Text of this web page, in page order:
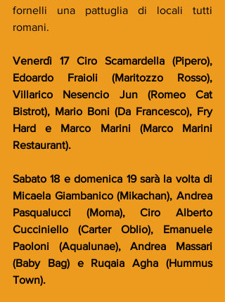
fornelli una pattuglia di locali tutti
romani.
Venerdì 17 Ciro Scamardella (Pipero),
Edoardo Fraioli (Maritozzo Rosso),
Villarico Nesencio Jun (Romeo Cat
Bistrot), Mario Boni (Da Francesco), Fry
Hard e Marco Marini (Marco Marini
Restaurant).
Sabato 18 e domenica 19 sarà la volta di
Micaela Giambanico (Mikachan), Andrea
Pasqualucci (Moma), Ciro Alberto
Cucciniello (Carter Oblio), Emanuele
Paoloni (Aqualunae), Andrea Massari
(Baby Bag) e Ruqaia Agha (Hummus
Town).